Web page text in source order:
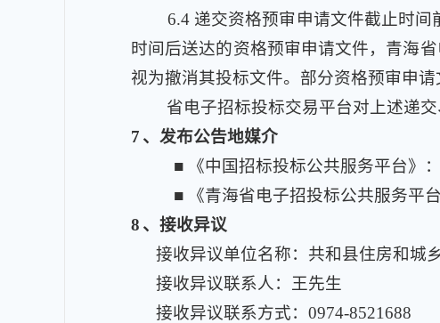
6.4 递交资格预审申请文件截止时
时间后送达的资格预审申请文件，青海
视为撤消其投标文件。部分资格预审申
省电子招标投标交易平台对上述递
7 、发布公告地媒介
■ 《中国招标投标公共服务平台》
■ 《青海省电子招投标公共服务平
8 、接收异议
接收异议单位名称：共和县住房和城
接收异议联系人：王先生
接收异议联系方式：0974-8521688